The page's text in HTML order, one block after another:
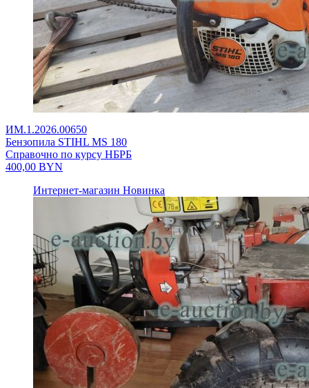
ИМ.1.2026.00650
Бензопила STIHL MS 180
Справочно по курсу НБРБ
400,00 BYN
Интернет-магазин Новинка